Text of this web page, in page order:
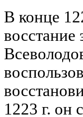
В конце
восстание
1223 г. он